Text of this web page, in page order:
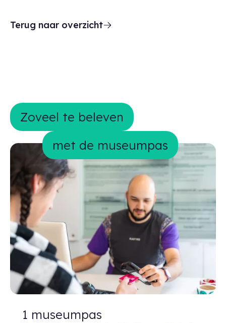
Terug naar overzicht
Zoveel te beleven met de
Zoveel te beleven
met de museumpas
1 museumpas